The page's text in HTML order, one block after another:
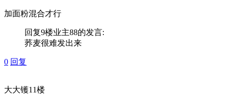
加面粉混合才行
回复9楼业主88的发言:
荞麦很难发出来
0 回复
大大镬11楼